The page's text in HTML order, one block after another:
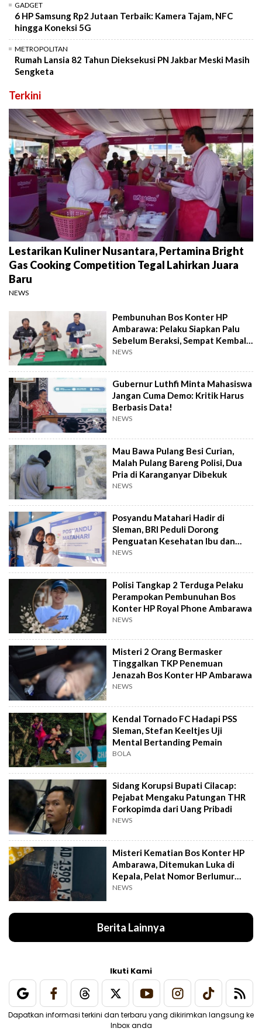
GADGET
6 HP Samsung Rp2 Jutaan Terbaik: Kamera Tajam, NFC
hingga Koneksi 5G
METROPOLITAN
Rumah Lansia 82 Tahun Dieksekusi PN Jakbar Meski Masih
Sengketa
Terkini
Lestarikan Kuliner Nusantara, Pertamina Bright
Gas Cooking Competition Tegal Lahirkan Juara
Baru
NEWS
Pembunuhan Bos Konter HP
Ambarawa: Pelaku Siapkan Palu
Sebelum Beraksi, Sempat Kembali
Datangi TKP
NEWS
Gubernur Luthfi Minta Mahasiswa
Jangan Cuma Demo: Kritik Harus
Berbasis Data!
NEWS
Mau Bawa Pulang Besi Curian,
Malah Pulang Bareng Polisi, Dua
Pria di Karanganyar Dibekuk
NEWS
Posyandu Matahari Hadir di
Sleman, BRI Peduli Dorong
Penguatan Kesehatan Ibu dan
Anak
NEWS
Polisi Tangkap 2 Terduga Pelaku
Perampokan Pembunuhan Bos
Konter HP Royal Phone Ambarawa
NEWS
Misteri 2 Orang Bermasker
Tinggalkan TKP Penemuan
Jenazah Bos Konter HP Ambarawa
NEWS
Kendal Tornado FC Hadapi PSS
Sleman, Stefan Keeltjes Uji
Mental Bertanding Pemain
BOLA
Sidang Korupsi Bupati Cilacap:
Pejabat Mengaku Patungan THR
Forkopimda dari Uang Pribadi
NEWS
Misteri Kematian Bos Konter HP
Ambarawa, Ditemukan Luka di
Kepala, Pelat Nomor Berlumur
Darah
NEWS
Berita Lainnya
Ikuti Kami
Dapatkan informasi terkini dan terbaru yang dikirimkan langsung ke
Inbox anda